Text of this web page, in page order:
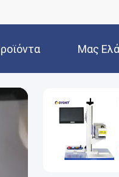
Μας